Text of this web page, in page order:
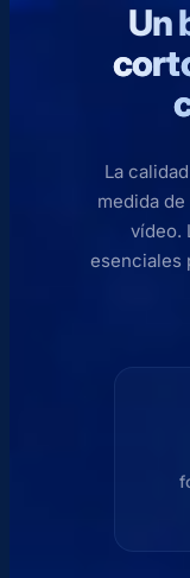
Un
La
medida
vídeo.
esenciales